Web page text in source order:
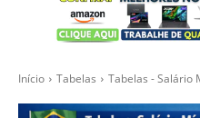
Início
Tabelas Tabelas - Salário